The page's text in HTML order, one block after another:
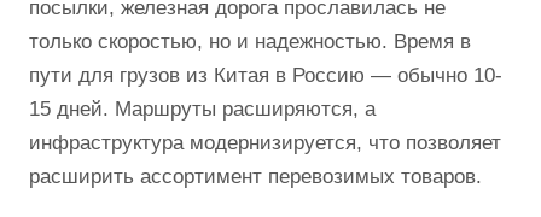
посылки, железная дорога прославилась не
только скоростью, но и надежностью. Время в
пути для грузов из Китая в Россию — обычно 10-
15 дней. Маршруты расширяются, а
инфраструктура модернизируется, что позволяет
расширить ассортимент перевозимых товаров.